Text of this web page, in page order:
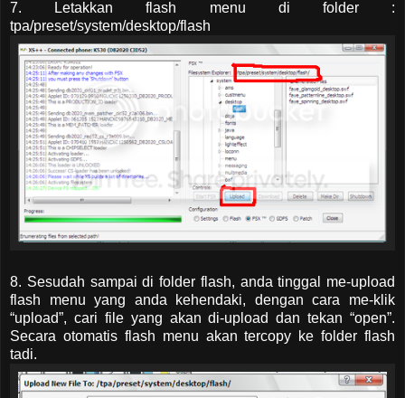
7. Letakkan flash menu di folder :
tpa/preset/system/desktop/flash
8. Sesudah sampai di folder flash, anda tinggal me-upload
flash menu yang anda kehendaki, dengan cara me-klik
“upload”, cari file yang akan di-upload dan tekan “open”.
Secara otomatis flash menu akan tercopy ke folder flash
tadi.